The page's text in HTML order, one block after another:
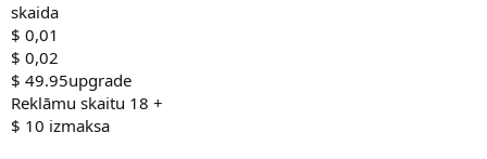
skaida
$ 0,01
$ 0,02
$ 49.95upgrade
Reklāmu skaitu 18 +
$ 10 izmaksa